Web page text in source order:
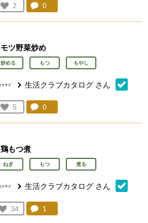
お気に入り登録：
2
人が登録
コメント：
0
モツ野菜炒め
炒める もつ もやし
生活クラブカタログ さん
お気に入り登録：
5
人が登録
コメント：
0
鶏もつ煮
ねぎ もつ 煮る
生活クラブカタログ さん
お気に入り登録：
34
人が登録
コメント：
1